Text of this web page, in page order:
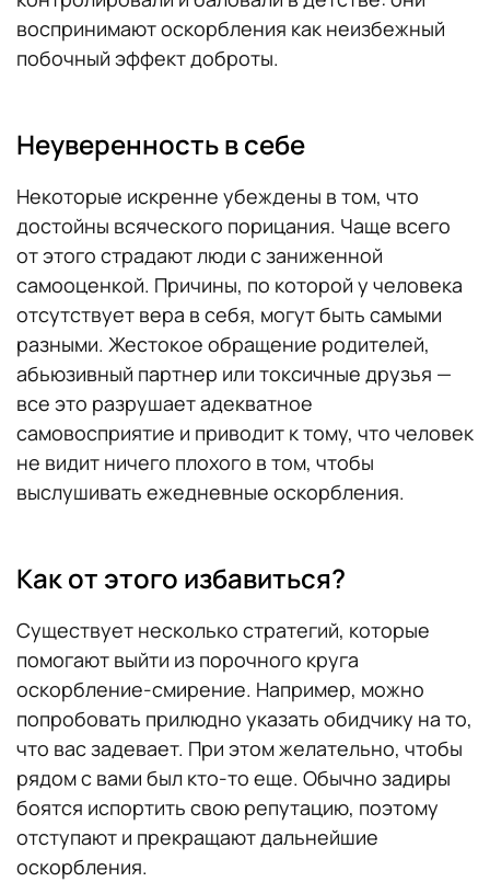
воспринимают оскорбления как неизбежный
побочный эффект доброты.
Неуверенность в себе
Некоторые искренне убеждены в том, что
достойны всяческого порицания. Чаще всего
от этого страдают люди с заниженной
самооценкой. Причины, по которой у человека
отсутствует вера в себя, могут быть самыми
разными. Жестокое обращение родителей,
абьюзивный партнер или токсичные друзья —
все это разрушает адекватное
самовосприятие и приводит к тому, что человек
не видит ничего плохого в том, чтобы
выслушивать ежедневные оскорбления.
Как от этого избавиться?
Существует несколько стратегий, которые
помогают выйти из порочного круга
оскорбление-смирение. Например, можно
попробовать прилюдно указать обидчику на то,
что вас задевает. При этом желательно, чтобы
рядом с вами был кто-то еще. Обычно задиры
боятся испортить свою репутацию, поэтому
отступают и прекращают дальнейшие
оскорбления.